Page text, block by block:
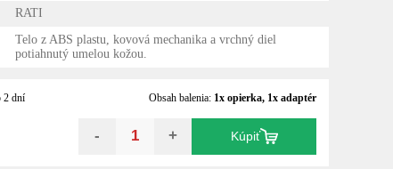
RATI
Telo z ABS plastu, kovová mechanika a vrchný diel
potiahnutý umelou kožou.
2 dní Obsah balenia: 1x opierka, 1x adaptér
- + Kúpiť